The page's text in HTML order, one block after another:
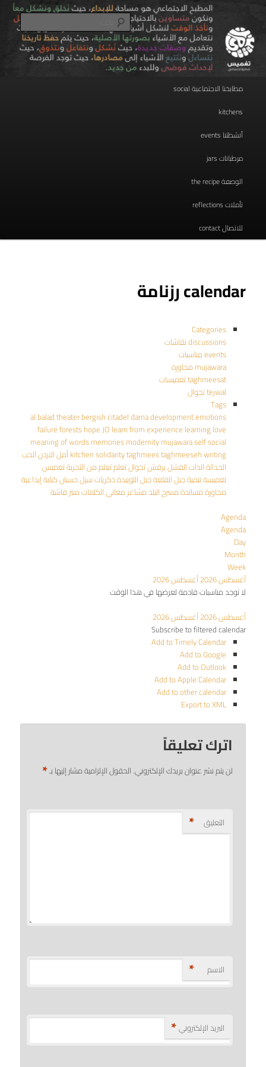
المحتوى
الأساسيtaghmees تغميس
مطبخ اجتماعي
بحث
مطابخنا الاجتماعية social
kitchens
أنشطتنا events
مرطبانات jars
الوصفة the recipe
تأملات reflections
للاتصال contact
calendar رزنامة
Categories
discussions نقاشات
events مناسبات
mujawara مجاورة
taghmeesat تغميسات
tejwal تجوال
Tags
al balad theaterbergishcitadeldarnadevelopmentemotions
failureforestshopeJO learn from experience learninglove
meaning of wordsmemoriesmodernitymujawaraselfsocial
kitchensolidaritytaghmeestaghmeesehwriting أملالاردنالحب
الحداثةالذاتالفشلبرقشتجوالتعلمتعلم من التجربةتغميس
تغميسةتنميةجبل القلعةجبل اللويبدةذكرياتسيل حسبانكتابة إبداعية
مجاورةمساندةمسرح البلدمشاعر معاني الكلماتمنير فاشة
Agenda
Agenda
Day
Month
Week
أغسطس 2026
أغسطس 2026
لا توجد مناسبات قادمة لعرضها في هذا الوقت
أغسطس 2026
أغسطس 2026
Subscribe to filtered calendar
Add to Timely Calendar
Add to Google
Add to Outlook
Add to Apple Calendar
Add to other calendar
Export to XML
اترك تعليقاً
لن يتم نشر عنوان بريدك الإلكتروني. الحقول الإلزامية مشار إليها بـ*
التعليق *
الاسم *
البريد الإلكتروني*